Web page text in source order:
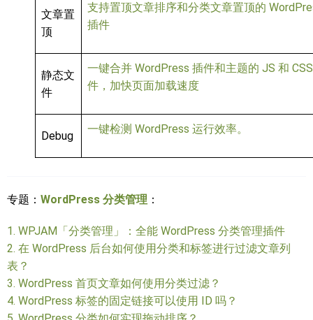
文章置
顶
支持置顶文章排序和分类文章置顶的
插件
静态文
件
一键合并 WordPress 插件和主题的 JS 和
件，加快页面加载速度
Debug
一键检测 WordPress 运行效率。
专题： WordPress 分类管理 ：
1. WPJAM「分类管理」：全能 WordPress 分类管理插件
2. 在 WordPress 后台如何使用分类和标签进行过滤文章列
表？
3. WordPress 首页文章如何使用分类过滤？
4. WordPress 标签的固定链接可以使用 ID 吗？